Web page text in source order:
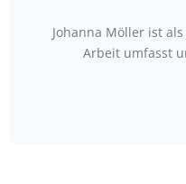
Johanna Möller ist
Arbeit umfasst